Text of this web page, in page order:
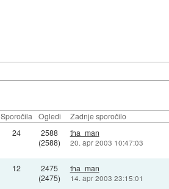
Sporočila Ogledi Zadnje sporočilo
24
2588
(2588)
tha_man
20. apr 2003 10:47:03
12
2475
(2475)
tha_man
14. apr 2003 23:15:01